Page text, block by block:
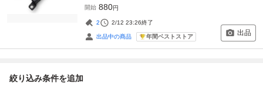
開始 880円
2 2/12 23:26終了
出品中の商品 年間ベストストア 出品
絞り込み条件を追加